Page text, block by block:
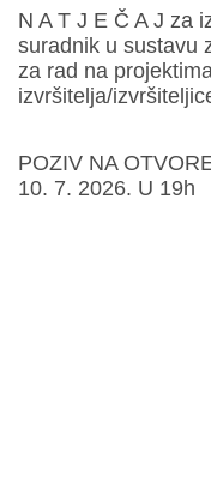
N A T J E Č A J za
suradnik u sustavu
za rad na
izvršitelja/
POZIV NA
10. 7. 2026. U 19h